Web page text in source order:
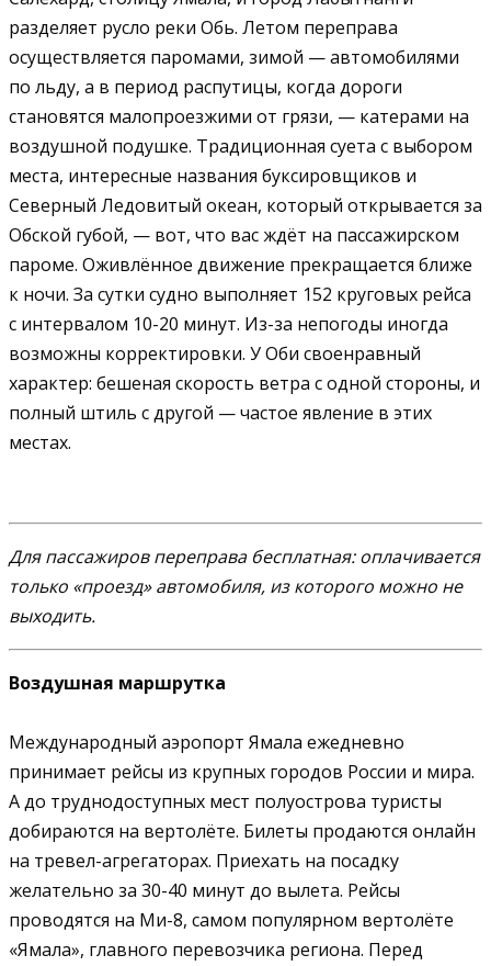
разделяет русло реки Обь. Летом переправа
осуществляется паромами, зимой — автомобилями
по льду, а в период распутицы, когда дороги
становятся малопроезжими от грязи, — катерами на
воздушной подушке. Традиционная суета с выбором
места, интересные названия буксировщиков и
Северный Ледовитый океан, который открывается за
Обской губой, — вот, что вас ждёт на пассажирском
пароме. Оживлённое движение прекращается ближе
к ночи. За сутки судно выполняет 152 круговых рейса
с интервалом 10-20 минут. Из-за непогоды иногда
возможны корректировки. У Оби своенравный
характер: бешеная скорость ветра с одной стороны, и
полный штиль с другой — частое явление в этих
местах.
Для пассажиров переправа бесплатная: оплачивается
только «проезд» автомобиля, из которого можно не
выходить.
Воздушная маршрутка
Международный аэропорт Ямала ежедневно
принимает рейсы из крупных городов России и мира.
А до труднодоступных мест полуострова туристы
добираются на вертолёте. Билеты продаются онлайн
на тревел-агрегаторах. Приехать на посадку
желательно за 30-40 минут до вылета. Рейсы
проводятся на Ми-8, самом популярном вертолёте
«Ямала», главного перевозчика региона. Перед